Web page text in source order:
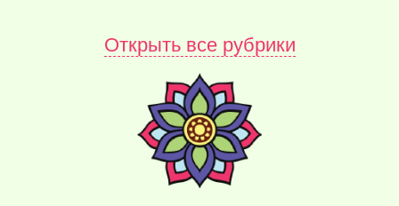
Открыть все рубрики